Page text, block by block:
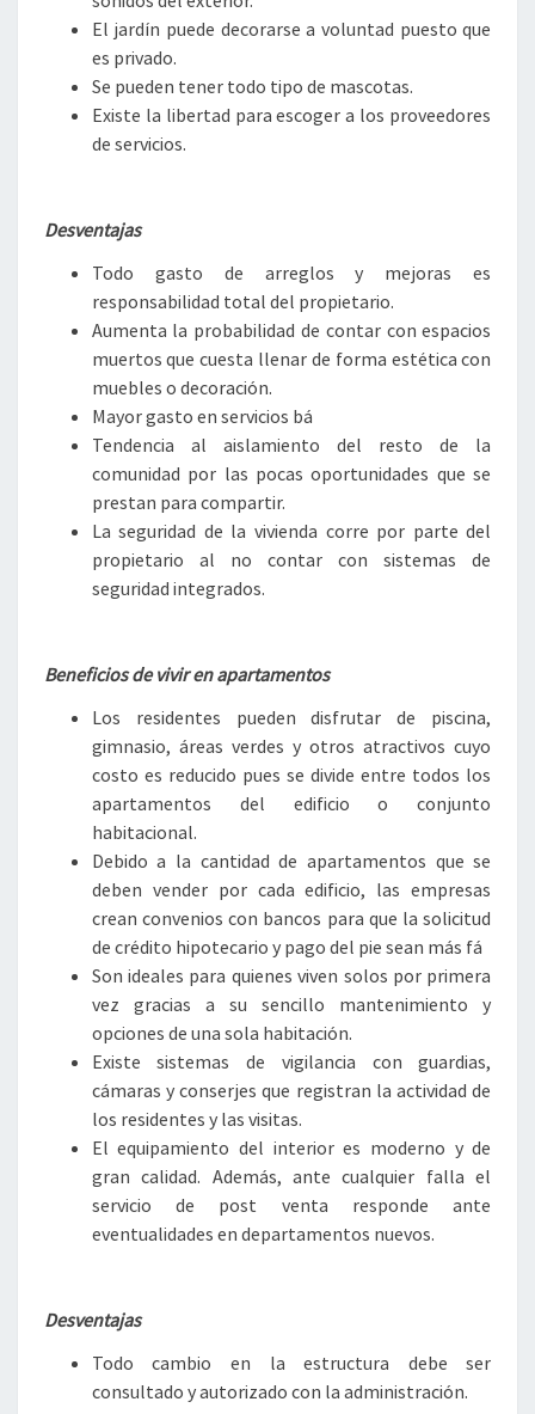
El jardín puede decorarse a voluntad puesto que
es privado.
Se pueden tener todo tipo de mascotas.
Existe la libertad para escoger a los proveedores
de servicios.
Desventajas
Todo gasto de arreglos y mejoras es
responsabilidad total del propietario.
Aumenta la probabilidad de contar con espacios
muertos que cuesta llenar de forma estética con
muebles o decoración.
Mayor gasto en servicios bá
Tendencia al aislamiento del resto de la
comunidad por las pocas oportunidades que se
prestan para compartir.
La seguridad de la vivienda corre por parte del
propietario al no contar con sistemas de
seguridad integrados.
Beneficios de vivir en apartamentos
Los residentes pueden disfrutar de piscina,
gimnasio, áreas verdes y otros atractivos cuyo
costo es reducido pues se divide entre todos los
apartamentos del edificio o conjunto
habitacional.
Debido a la cantidad de apartamentos que se
deben vender por cada edificio, las empresas
crean convenios con bancos para que la solicitud
de crédito hipotecario y pago del pie sean más fá
Son ideales para quienes viven solos por primera
vez gracias a su sencillo mantenimiento y
opciones de una sola habitación.
Existe sistemas de vigilancia con guardias,
cámaras y conserjes que registran la actividad de
los residentes y las visitas.
El equipamiento del interior es moderno y de
gran calidad. Además, ante cualquier falla el
servicio de post venta responde ante
eventualidades en departamentos nuevos.
Desventajas
Todo cambio en la estructura debe ser
consultado y autorizado con la administración.